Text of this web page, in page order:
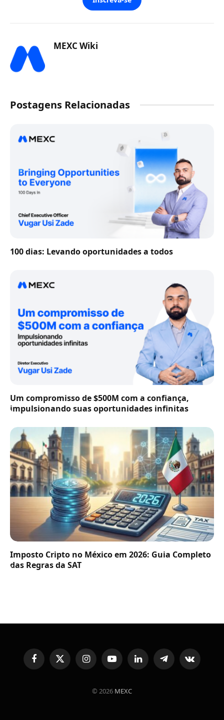
MEXC Wiki
Postagens Relacionadas
100 dias: Levando oportunidades a todos
Um compromisso de $500M com a confiança,
impulsionando suas oportunidades infinitas
Imposto Cripto no México em 2026: Guia Completo
das Regras da SAT
FacebookX
(Twitter)
InstagramYouTubeLinkedInTelegramVKontakte
© 2026 MEXC